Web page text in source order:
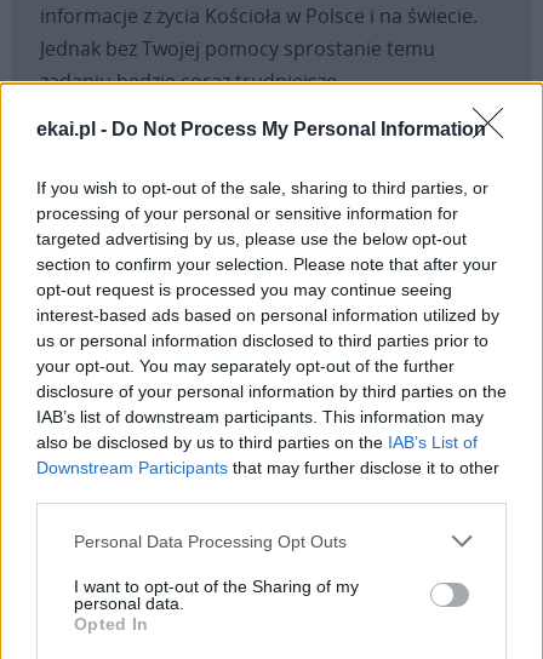
ekai.pl - Do Not Process My Personal Information
If you wish to opt-out of the sale, sharing to third parties, or
processing of your personal or sensitive information for
targeted advertising by us, please use the below opt-out
section to confirm your selection. Please note that after your
opt-out request is processed you may continue seeing
interest-based ads based on personal information utilized by
us or personal information disclosed to third parties prior to
your opt-out. You may separately opt-out of the further
disclosure of your personal information by third parties on the
IAB’s list of downstream participants. This information may
also be disclosed by us to third parties on the IAB’s List of
Downstream Participants that may further disclose it to other
Personal Data Processing Opt Outs
I want to opt-out of the Sharing of my
personal data.
Opted In
informacje z życia Kościoła w Polsce i na świecie.
Jednak bez Twojej pomocy sprostanie temu
zadaniu będzie coraz trudniejsze.
wsparcie portalu eKAI.pl za
pośrednictwem serwisu Patronite.
Dzięki Tobie będziemy mogli realizować naszą
misję. Więcej informacji znajdziesztutaj.
Facebook
TwitterMessengerWhatsApp
EmailCopy
Link
Print
Wersja do druku
SYNOD DIECEZJALNY